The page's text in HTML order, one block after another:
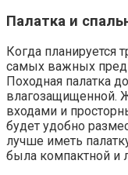
Палатка и
Когда планируется
самых важных
Походная палатка
влагозащищенной.
входами и
будет удобно
лучше иметь
была компактной и